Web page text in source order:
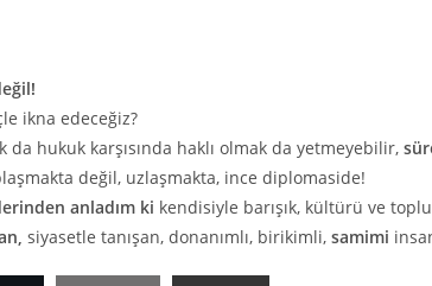
ikna edeceğiz?
da hukuk karşısında haklı olmak da yetmeyebilir,
değil, uzlaşmakta, ince diplomaside!
anladım ki kendisiyle barışık, kültürü ve
siyasetle tanışan, donanımlı, birikimli, samimi